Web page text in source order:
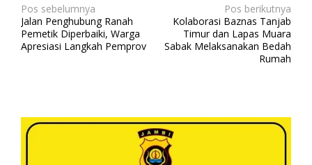
N
a
v
s
Pos sebelumnya
Jalan Penghubung Ranah
Pemetik Diperbaiki, Warga
Apresiasi Langkah Pemprov
Pos berikutnya
Kolaborasi Baznas Tanjab
Timur dan Lapas Muara
Sabak Melaksanakan Bedah
Rumah